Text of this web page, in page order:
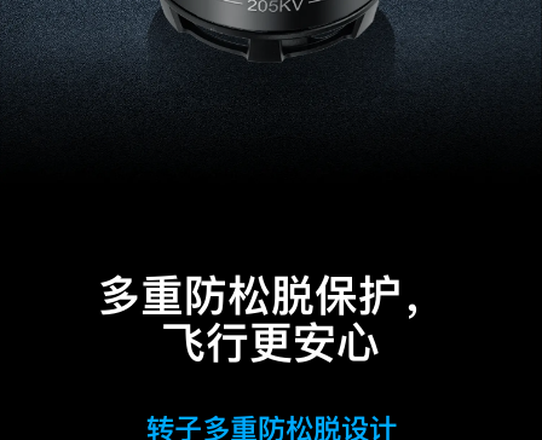
多重防松脱保护，
飞行更安心
转子多重防松脱设计